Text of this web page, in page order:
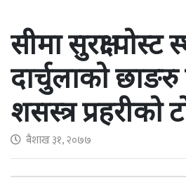
सीमा सुरक्षा पोस्ट
दार्चुलाको छाङरु
शसस्त्र प्रहरीको
बैशाख ३१, २०७७